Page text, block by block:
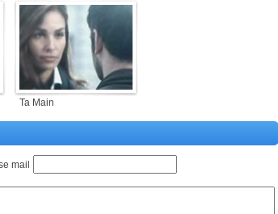
Ta Main
mail